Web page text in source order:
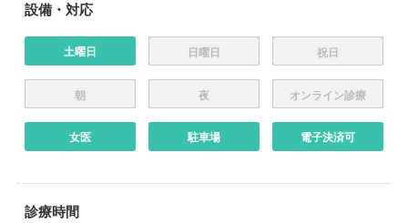
設備・対応
土曜日 日曜日 祝日
朝 夜 オンライン診療
女医 駐車場 電子決済可
診療時間